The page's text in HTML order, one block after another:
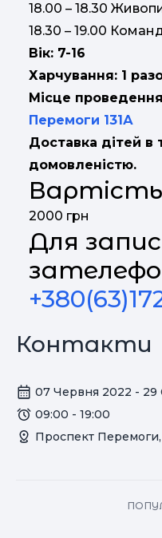
18.00 – 18.30
18.30 – 19.00
Вік: 7-16
Харчування: 1
Місце
Перемоги 131А
Доставка дітей в
домовленістю.
2000 грн
Для
Контакти
07 Червня 2022 - 29
09:00 - 19:00
Проспект Перемоги,